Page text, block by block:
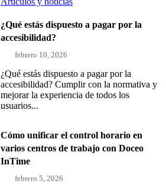
¿Qué estás dispuesto a pagar por la
accesibilidad?
febrero 10, 2026
¿Qué estás dispuesto a pagar por la
accesibilidad? Cumplir con la normativa y
mejorar la experiencia de todos los
usuarios...
Cómo unificar el control horario en
varios centros de trabajo con Doceo
InTime
febrero 5, 2026